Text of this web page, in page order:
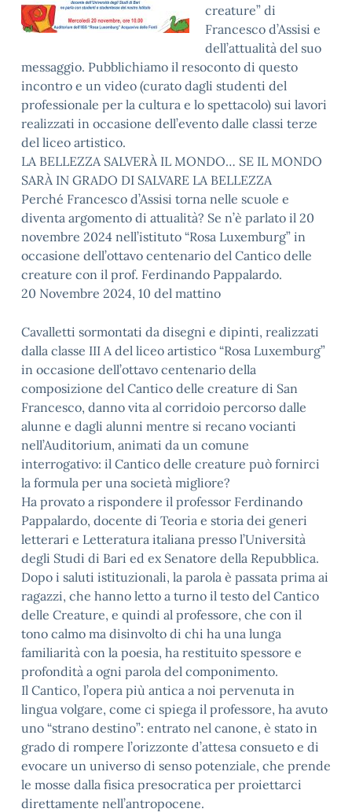
creature” di
Francesco d’Assisi e
dell’attualità del suo
messaggio. Pubblichiamo il resoconto di questo
incontro e un video (curato dagli studenti del
professionale per la cultura e lo spettacolo) sui lavori
realizzati in occasione dell’evento dalle classi terze
del liceo artistico.
LA BELLEZZA SALVERÀ IL MONDO… SE IL MONDO
SARÀ IN GRADO DI SALVARE LA BELLEZZA
Perché Francesco d’Assisi torna nelle scuole e
diventa argomento di attualità? Se n’è parlato il 20
novembre 2024 nell’istituto “Rosa Luxemburg” in
occasione dell’ottavo centenario del Cantico delle
creature con il prof. Ferdinando Pappalardo.
20 Novembre 2024, 10 del mattino
Cavalletti sormontati da disegni e dipinti, realizzati
dalla classe III A del liceo artistico “Rosa Luxemburg”
in occasione dell’ottavo centenario della
composizione del Cantico delle creature di San
Francesco, danno vita al corridoio percorso dalle
alunne e dagli alunni mentre si recano vocianti
nell’Auditorium, animati da un comune
interrogativo: il Cantico delle creature può fornirci
la formula per una società migliore?
Ha provato a rispondere il professor Ferdinando
Pappalardo, docente di Teoria e storia dei generi
letterari e Letteratura italiana presso l’Università
degli Studi di Bari ed ex Senatore della Repubblica.
Dopo i saluti istituzionali, la parola è passata prima ai
ragazzi, che hanno letto a turno il testo del Cantico
delle Creature, e quindi al professore, che con il
tono calmo ma disinvolto di chi ha una lunga
familiarità con la poesia, ha restituito spessore e
profondità a ogni parola del componimento.
Il Cantico, l’opera più antica a noi pervenuta in
lingua volgare, come ci spiega il professore, ha avuto
uno “strano destino”: entrato nel canone, è stato in
grado di rompere l’orizzonte d’attesa consueto e di
evocare un universo di senso potenziale, che prende
le mosse dalla fisica presocratica per proiettarci
direttamente nell’antropocene.